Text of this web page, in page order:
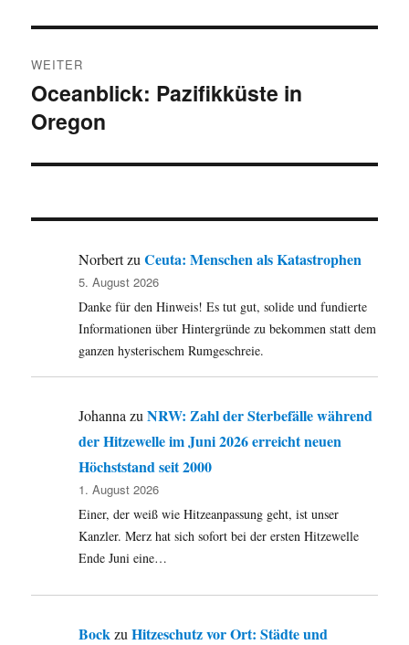
WEITER
Nächster
Beitrag:
Oceanblick: Pazifikküste in
Oregon
NorbertzuCeuta: Menschen als Katastrophen
5. August 2026
Danke für den Hinweis! Es tut gut, solide und fundierte
Informationen über Hintergründe zu bekommen statt dem
ganzen hysterischem Rumgeschreie.
Johanna zuNRW: Zahl der Sterbefälle während
der Hitzewelle im Juni 2026 erreicht neuen
Höchststand seit 2000
1. August 2026
Einer, der weiß wie Hitzeanpassung geht, ist unser
Kanzler. Merz hat sich sofort bei der ersten Hitzewelle
Ende Juni eine…
BockzuHitzeschutz vor Ort: Städte und